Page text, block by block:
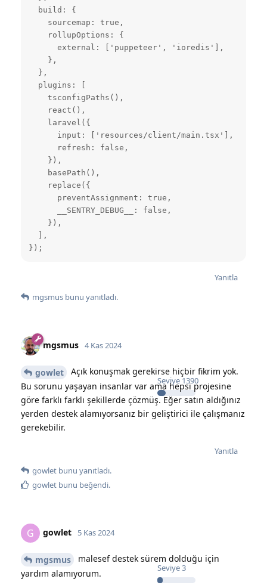
  build: {
    sourcemap: true,
    rollupOptions: {
      external: ['puppeteer', 'ioredis'],
    },
  },
  plugins: [
    tsconfigPaths(),
    react(),
    laravel({
      input: ['resources/client/main.tsx'],
      refresh: false,
    }),
    basePath(),
    replace({
      preventAssignment: true,
      __SENTRY_DEBUG__: false,
    }),
  ],
});
Yanıtla
mgsmus bunu yanıtladı.
mgsmus
Seviye 1390
4 Kas 2024
gowlet
Açık konuşmak gerekirse hiçbir fikrim yok.
Bu sorunu yaşayan insanlar var ama hepsi projesine
göre farklı farklı şekillerde çözmüş. Eğer satın aldığınız
yerden destek alamıyorsanız bir geliştirici ile çalışmanız
gerekebilir.
Yanıtla
gowlet bunu yanıtladı.
gowlet bunu beğendi.
G gowlet
Seviye3
5 Kas 2024
mgsmus
malesef destek sürem dolduğu için
yardım alamıyorum.